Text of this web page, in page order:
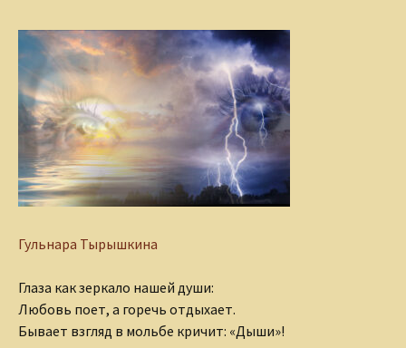
Гульнара Тырышкина
Глаза как зеркало нашей души:
Любовь поет, а горечь отдыхает.
Бывает взгляд в мольбе кричит: «Дыши»!